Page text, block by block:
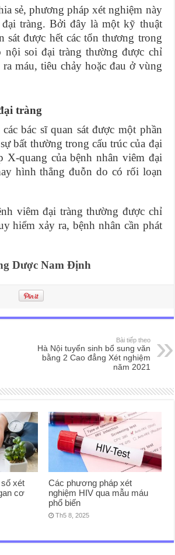
sẻ, phương pháp xét nghiệm này
tràng. Bởi đây là một kỹ thuật
sát được hết các tổn thương trong
soi đại tràng thường được chỉ
máu, tiêu chảy hoặc đau ở vùng
tràng
bác sĩ quan sát được một phần
bất thường trong cấu trúc của đại
X-quang của bệnh nhân viêm đại
hình thẳng đuỗn do có rối loạn
viêm đại tràng thường được chỉ
hiểm xảy ra, bệnh nhân cần phát
Dược Nam Định
Bài tiếp theo
Hà Nội tuyển sinh bổ sung văn
bằng 2 Cao đẳng Xét nghiệm
năm 2021
xét
cơ
Các phương pháp xét
nghiệm HIV qua mẫu máu
phổ biến
Th5 8, 2025